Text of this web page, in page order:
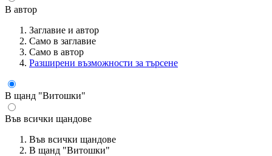
В автор
Заглавие и автор
Само в заглавие
Само в автор
Разширени възможности за търсене
В щанд "Витошки"
Във всички щандове
Във всички щандове
В щанд "Витошки"